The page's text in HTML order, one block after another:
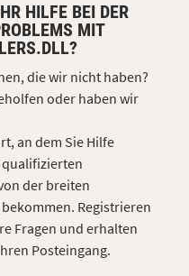
HILFE BEI DER
MIT
die wir nicht haben?
oder haben wir
an dem Sie Hilfe
der breiten
Registrieren
Fragen und erhalten
Posteingang.